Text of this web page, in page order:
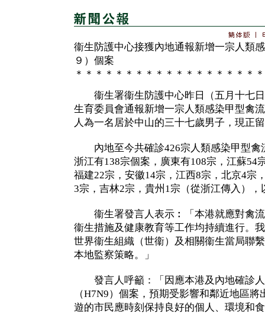
衞生防護中心接獲內地通報新增一宗人類
９）個案
＊＊＊＊＊＊＊＊＊＊＊＊＊＊＊＊＊＊
衞生署衞生防護中心昨日（五月十七日
生育委員會通報新增一宗人類感染甲型禽
人為一名居於中山的三十七歲男子，現正
內地至今共確診426宗人類感染甲型禽
浙江有138宗個案，廣東有108宗，江蘇54
福建22宗，安徽14宗，江西8宗，北京4宗
3宗，吉林2宗，貴州1宗（從浙江傳入），
衞生署發言人表示︰「本港就應對禽流
衞生措施及健康教育等工作均持續進行。
世界衞生組織（世衞）及相關衞生當局聯
本地監察策略。」
發言人呼籲：「因應本港及內地確診人
（H7N9）個案，預期受影響和鄰近地區
遊的市民應時刻保持良好的個人、環境和